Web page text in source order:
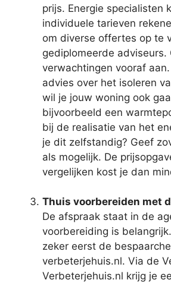
prijs. Energie specialisten
individuele tarieven
om diverse offertes op te
gediplomeerde adviseurs.
verwachtingen vooraf
advies over het isoleren
wil je jouw woning ook
bijvoorbeeld een
bij de realisatie van het
je dit zelfstandig? Geef
als mogelijk. De
vergelijken kost je dan
Thuis voorbereiden met
De afspraak staat in de
voorbereiding is
zeker eerst de
verbeterjehuis.nl. Via de
Verbeterjehuis.nl krijg je